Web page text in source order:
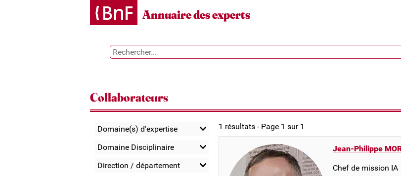
Annuaire des experts
Collaborateurs
Domaine(s) d'expertise
Domaine Disciplinaire
Direction / département
1 résultats - Page 1 sur 1
Jean-Philippe
Chef de mission IA